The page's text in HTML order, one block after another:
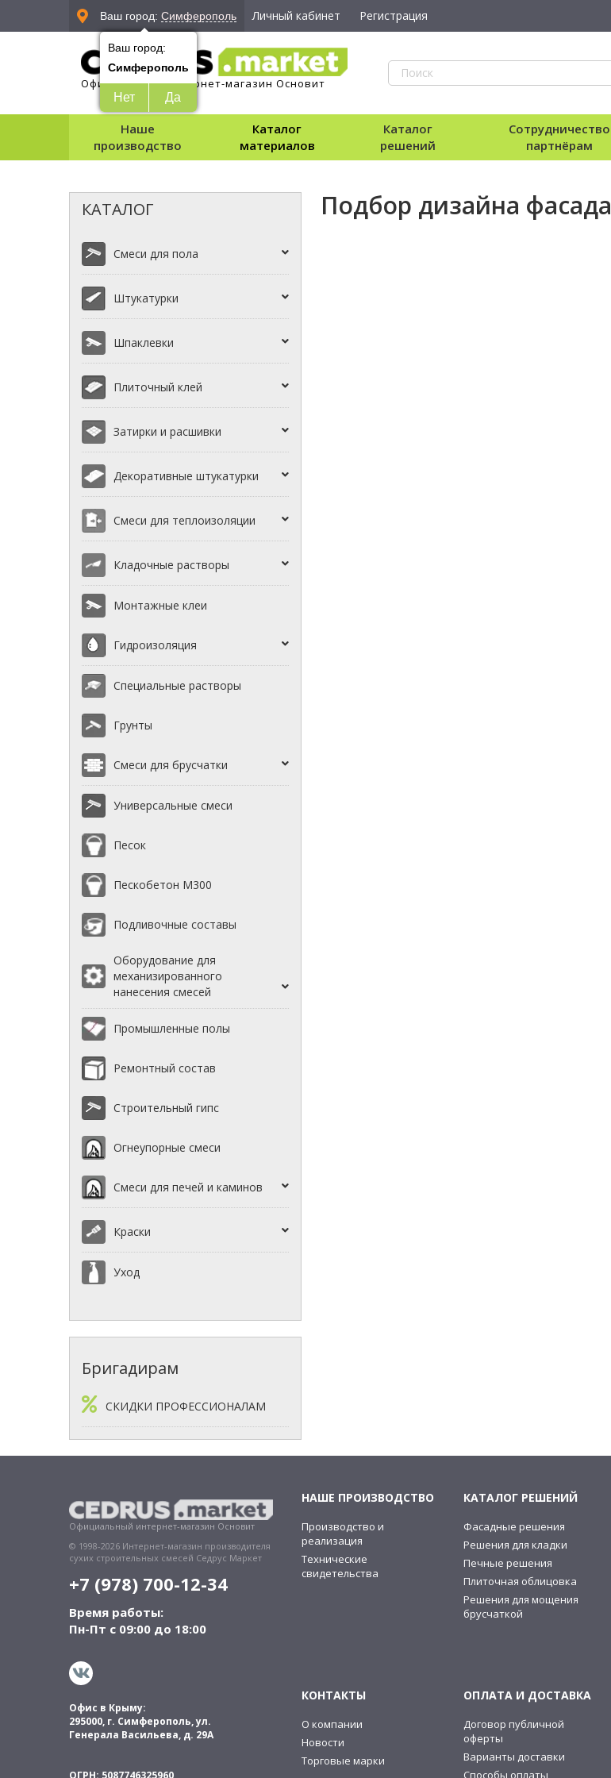
Ваш город: Симферополь
Ваш город:
Симферополь
Нет Да
Личный кабинет Регистрация
Официальный интернет-магазин Основит
Наше
производство
Каталог
материалов
Каталог
решений
Сотрудничество
партнёрам
КАТАЛОГ
Смеси для пола
Штукатурки
Шпаклевки
Плиточный клей
Затирки и расшивки
Декоративные штукатурки
Смеси для теплоизоляции
Кладочные растворы
Монтажные клеи
Гидроизоляция
Специальные растворы
Грунты
Смеси для брусчатки
Универсальные смеси
Песок
Пескобетон М300
Подливочные составы
Оборудование для
механизированного
нанесения смесей
Промышленные полы
Ремонтный состав
Строительный гипс
Огнеупорные смеси
Смеси для печей и каминов
Краски
Уход
Бригадирам
СКИДКИ ПРОФЕССИОНАЛАМ
Подбор дизайна фасада
Официальный интернет-магазин Основит
© 1998-2026 Интернет-магазин производителя
сухих строительных смесей Седрус Маркет
+7 (978) 700-12-34
Время работы:
Пн-Пт с 09:00 до 18:00
Офис в Крыму:
295000, г. Симферополь, ул.
Генерала Васильева, д. 29А
НАШЕ ПРОИЗВОДСТВО
Производство и
реализация
Технические
свидетельства
КАТАЛОГ РЕШЕНИЙ
Фасадные решения
Решения для кладки
Печные решения
Плиточная облицовка
Решения для мощения
брусчаткой
КОНТАКТЫ
О компании
Новости
Торговые марки
ОПЛАТА И ДОСТАВКА
Договор публичной
оферты
Варианты доставки
Способы оплаты